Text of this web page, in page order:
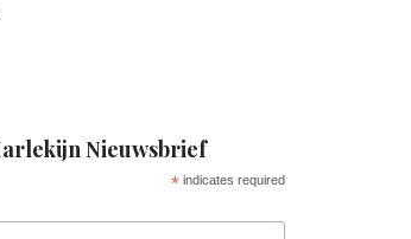
Nieuwsbrief
* indicates required